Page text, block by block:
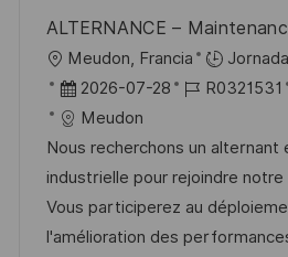
n p
u
b
i
c
a
c
l
e
o
ALTERNANCE –
U
b
c
a
c
i
Meudon, Francia
F
e
c
h
a
d
2026-07-28
I
d
e
e
m
R0321531
Meudon
Nous recherchons un alternant
industrielle pour rejoindre
Vous participerez au
l'amélioration des